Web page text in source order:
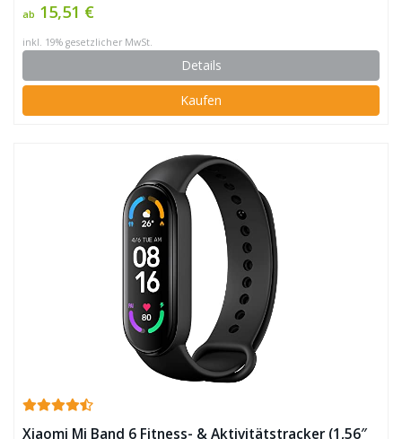
ab 15,51 €
inkl. 19% gesetzlicher MwSt.
Details
Kaufen
Xiaomi Mi Band 6 Fitness- & Aktivitätstracker (1,56″